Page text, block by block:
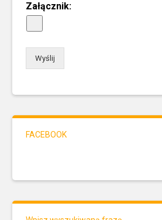
Załącznik:
Wyślij
FACEBOOK